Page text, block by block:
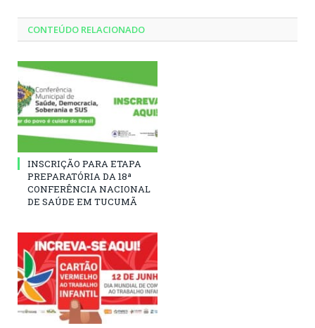
CONTEÚDO RELACIONADO
INSCRIÇÃO PARA ETAPA
PREPARATÓRIA DA 18ª
CONFERÊNCIA NACIONAL
DE SAÚDE EM TUCUMÃ